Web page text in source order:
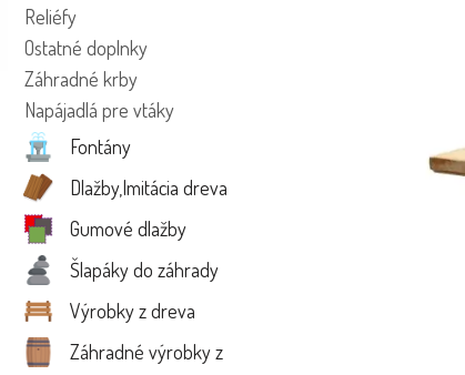
Reliéfy
Ostatné doplnky
Záhradné krby
Napájadlá pre vtáky
Fontány
Dlažby,Imitácia dreva
Gumové dlažby
Šlapáky do záhrady
Výrobky z dreva
Záhradné výrobky z